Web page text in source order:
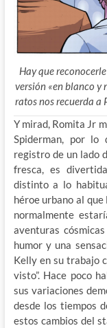
Hay que
versión «en blanco y
ratos nos recuerda a
Y mirad, Romita Jr
Spiderman, por
registro de un lado
fresca, es
distinto a lo
héroe urbano al
normalmente
aventuras
humor y una
Kelly en su trabajo
visto”. Hace poco
sus variaciones
desde los tiempos
estos cambios del